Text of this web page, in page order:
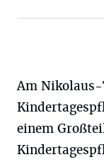
Am Nikolaus-
einem